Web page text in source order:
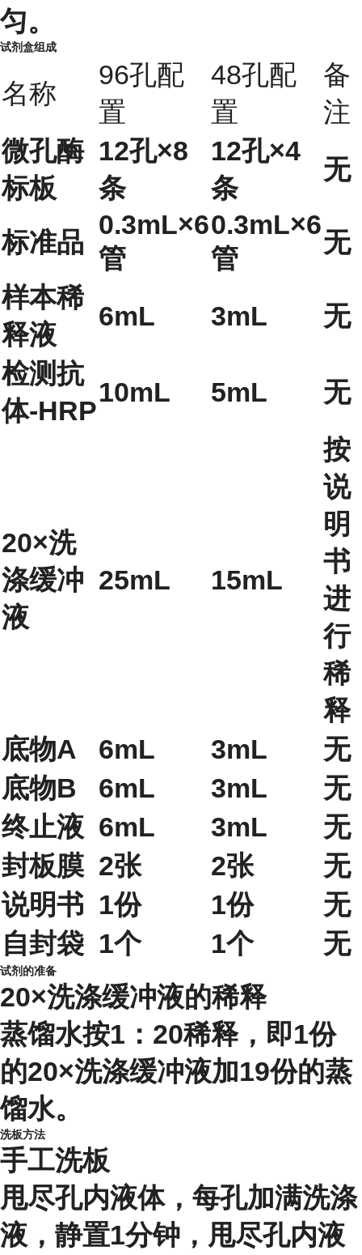
匀。
试剂盒组成
名称
96孔配
置
48孔配
置
备
注
微孔酶
标板
12孔×8
条
12孔×4
条
无
标准品
0.3mL×6
管
0.3mL×6
管
无
样本稀
释液
6mL 3mL
无
检测抗
体-HRP
10mL 5mL 无
20×洗
涤缓冲
液
25mL 15mL
按
说
明
书
进
行
稀
释
底物A
6mL 3mL
无
底物B
6mL 3mL
无
终止液 6mL 3mL
无
封板膜 2张 2张
无
说明书 1份 1份
无
自封袋 1个 1个 无
试剂的准备
20×洗涤缓冲液的稀释
蒸馏水按1：20稀释，即1份
的20×洗涤缓冲液加19份的蒸
馏水。
洗板方法
手工洗板
甩尽孔内液体，每孔加满洗涤
液，静置1分钟，甩尽孔内液